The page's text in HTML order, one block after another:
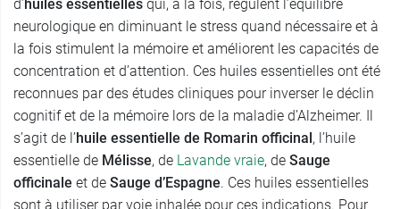
d’huiles essentielles qui, à la fois, régulent l’équilibre
neurologique en diminuant le stress quand nécessaire et à
la fois stimulent la mémoire et améliorent les capacités de
concentration et d’attention. Ces huiles essentielles ont été
reconnues par des études cliniques pour inverser le déclin
cognitif et de la mémoire lors de la maladie d’Alzheimer. Il
s’agit de l’huile essentielle de Romarin officinal , l’huile
essentielle de Mélisse, de Lavande vraie, de Sauge
officinale et de Sauge d’Espagne. Ces huiles essentielles
sont à utiliser par voie inhalée pour ces indications. Pour